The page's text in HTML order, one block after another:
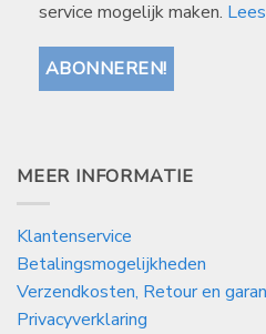
service mogelijk maken.
MEER INFORMATIE
Klantenservice
Betalingsmogelijkheden
Verzendkosten, Retour en
Privacyverklaring